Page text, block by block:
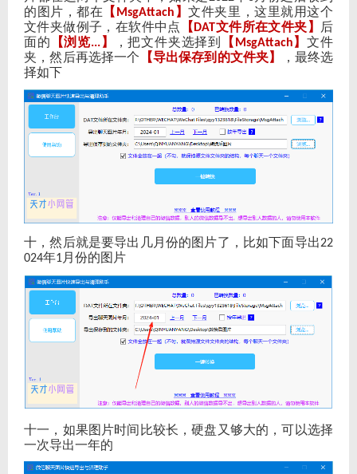
的图片，都在 【 MsgAttach 】文件夹里，这里就用这个
文件夹做例子，在软件中点
【DAT文件所在文件夹】
后
面的 【浏览...】 ，把文件夹选择到 【 MsgAttach 】文件
夹，然后再选择一个 【导出保存到的文件夹】
，最终选
择如下
十，然后就是要导出几月份的图片了，比如下面导出22
024年1月份的图片
十一，如果图片时间比较长，硬盘又够大的，可以选择
一次导出一年的